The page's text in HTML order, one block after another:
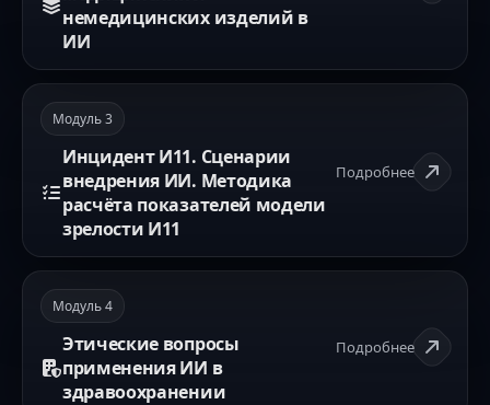
немедицинских изделий в
ИИ
2.1. Внедрение ИИ, направленных на
обработку ЭМК
2.2. Внедрение ИИ, направленных на
обработку изображений
2.3. Внедрение ИИ, направленных на
расшифровку данных видеопотока.
Применение ИИ в колонопроктологии
расшифровку данных ЭКГ
2.5. Применение сервисов видеоаналитики
2.6. Применение чат-ботов
Модуль3
Инцидент И11. Сценарии
внедрения ИИ. Методика
расчёта показателей модели
зрелости И11
Подробнее
3.1. Сценарии внедрения ИИ,
направленных на обработку изображений
3.2. Сценарии внедрения ИИ,
направленных на расшифровку данных
ЭМК.
Модуль4
Этические вопросы
применения ИИ в
здравоохранении
Подробнее